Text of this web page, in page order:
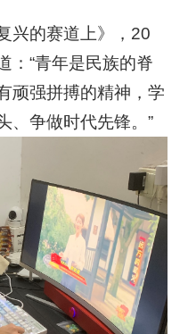
兴的赛道上》，20
：“青年是民族的脊
顽强拼搏的精神，学
、争做时代先锋。”